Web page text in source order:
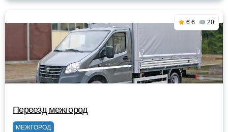
6.6 20
Переезд межгород
МЕЖГОРОД